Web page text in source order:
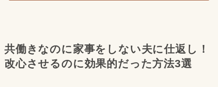
共働きなのに家事をしない夫に仕返し！
改心させるのに効果的だった方法3選